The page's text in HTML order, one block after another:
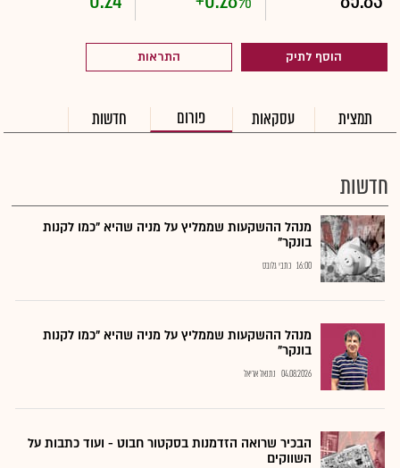
הוסף לתיק התראות
תמצית עסקאות פורום חדשות
חדשות
מנהל ההשקעות שממליץ על מניה שהיא "כמו לקנות
בונקר"
16:00 כתבי גלובס
מנהל ההשקעות שממליץ על מניה שהיא "כמו לקנות
בונקר"
04.08.2026 נתנאל אריאל
הבכיר שרואה הזדמנות בסקטור חבוט - ועוד כתבות על
השווקים